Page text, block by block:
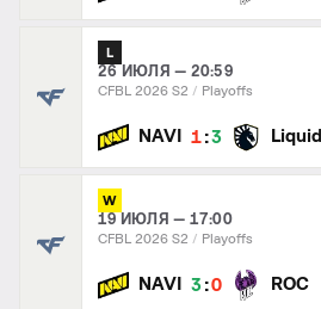
L
26 ИЮЛЯ — 20:59
CFBL 2026 S2 Playoffs
NAVI 1 :3 Liquid
W
19 ИЮЛЯ — 17:00
CFBL 2026 S2 Playoffs
NAVI 3 :0 ROC